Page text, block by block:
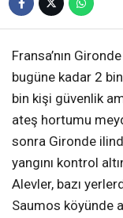
Fransa’nın
bugüne kadar 2
bin kişi güvenlik
ateş hortumu
sonra Gironde
yangını kontrol
Alevler, bazı
Saumos köyünde